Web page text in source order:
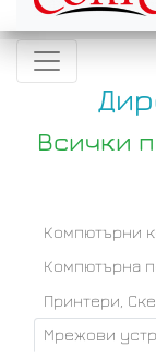
Всички
Компютърни
Компютърна
Принтери,
Мрежови